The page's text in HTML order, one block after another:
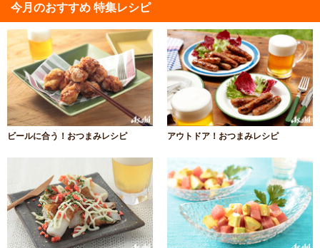
今月のおすすめ 特集レシピ
ビールに合う！おつまみレシピ アウトドア！おつまみレシピ